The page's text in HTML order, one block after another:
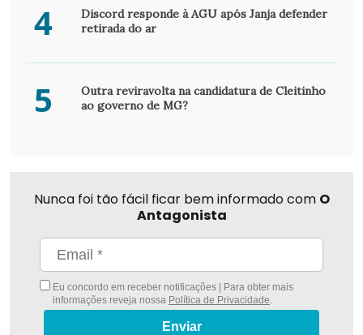
4
Discord responde à AGU após Janja defender
retirada do ar
5
Outra reviravolta na candidatura de Cleitinho
ao governo de MG?
Nunca foi tão fácil ficar bem informado com O
Antagonista
Eu concordo em receber notificações | Para obter mais
informações reveja nossa Política de Privacidade.
Enviar